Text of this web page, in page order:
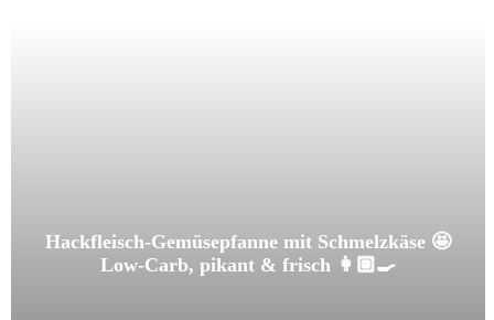
Hackfleisch-Gemüsepfanne mit Schmelzkäse 🤩
Low-Carb, pikant & frisch 👩🏼‍🍳